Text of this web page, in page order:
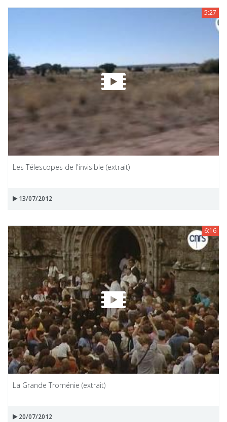
5:27
Les Télescopes de l'invisible (extrait)
13/07/2012
6:16
La Grande Troménie (extrait)
20/07/2012